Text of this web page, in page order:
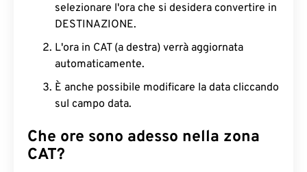
selezionare l'ora che si desidera convertire in
DESTINAZIONE.
L'ora in CAT (a destra) verrà aggiornata
automaticamente.
È anche possibile modificare la data cliccando
sul campo data.
Che ore sono adesso nella zona
CAT?